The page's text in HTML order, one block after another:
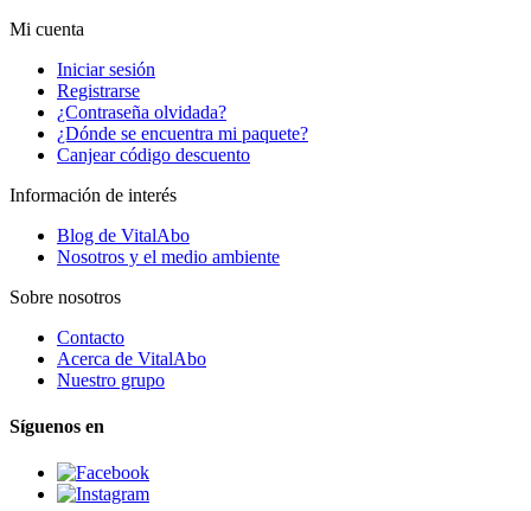
Mi cuenta
Iniciar sesión
Registrarse
¿Contraseña olvidada?
¿Dónde se encuentra mi paquete?
Canjear código descuento
Información de interés
Blog de VitalAbo
Nosotros y el medio ambiente
Sobre nosotros
Contacto
Acerca de VitalAbo
Nuestro grupo
Síguenos en